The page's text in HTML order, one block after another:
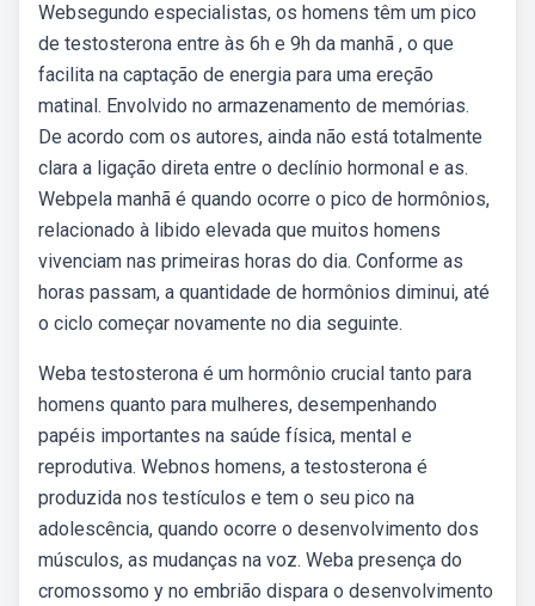
Websegundo especialistas, os homens têm um pico
de testosterona entre às 6h e 9h da manhã , o que
facilita na captação de energia para uma ereção
matinal. Envolvido no armazenamento de memórias.
De acordo com os autores, ainda não está totalmente
clara a ligação direta entre o declínio hormonal e as.
Webpela manhã é quando ocorre o pico de hormônios,
relacionado à libido elevada que muitos homens
vivenciam nas primeiras horas do dia. Conforme as
horas passam, a quantidade de hormônios diminui, até
o ciclo começar novamente no dia seguinte.
Weba testosterona é um hormônio crucial tanto para
homens quanto para mulheres, desempenhando
papéis importantes na saúde física, mental e
reprodutiva. Webnos homens, a testosterona é
produzida nos testículos e tem o seu pico na
adolescência, quando ocorre o desenvolvimento dos
músculos, as mudanças na voz. Weba presença do
cromossomo y no embrião dispara o desenvolvimento